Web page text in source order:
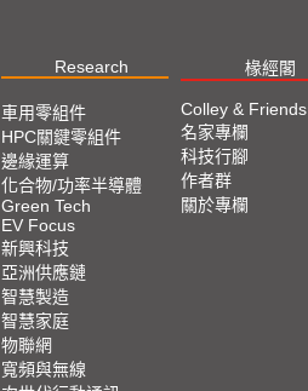
Research 椽經閣
車用零組件
HPC關鍵零組件
邊緣運算
化合物/功率半導體
Green Tech
EV Focus
新興科技
亞洲供應鏈
智慧製造
智慧家庭
物聯網
寬頻與無線
Colley & Friends
名家專欄
科技行腳
作者群
關於專欄